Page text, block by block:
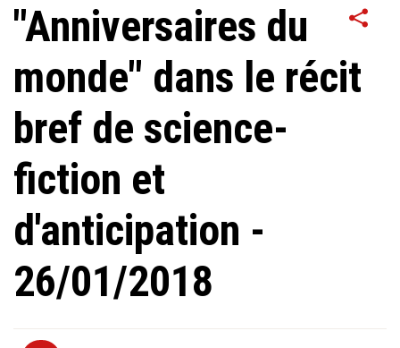
"Anniversaires du
monde" dans le récit
bref de science-
fiction et
d'anticipation -
26/01/2018